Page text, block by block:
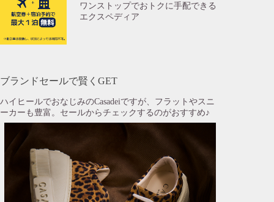
ワンストップでおトクに手配できる
エクスペディア
ブランドセールで賢くGET
ハイヒールでおなじみのCasadeiですが、フラットやスニ
ーカーも豊富。セールからチェックするのがおすすめ♪